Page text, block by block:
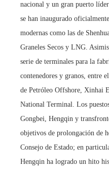
nacional y un gran puerto
se han inaugurado
modernas como las de
Graneles Secos y LNG.
serie de terminales para la
contenedores y granos, entre
de Petróleo Offshore, Xinhai
National Terminal. Los
Gongbei, Hengqin y
objetivos de prolongación de
Consejo de Estado; en
Hengqin ha logrado un hito